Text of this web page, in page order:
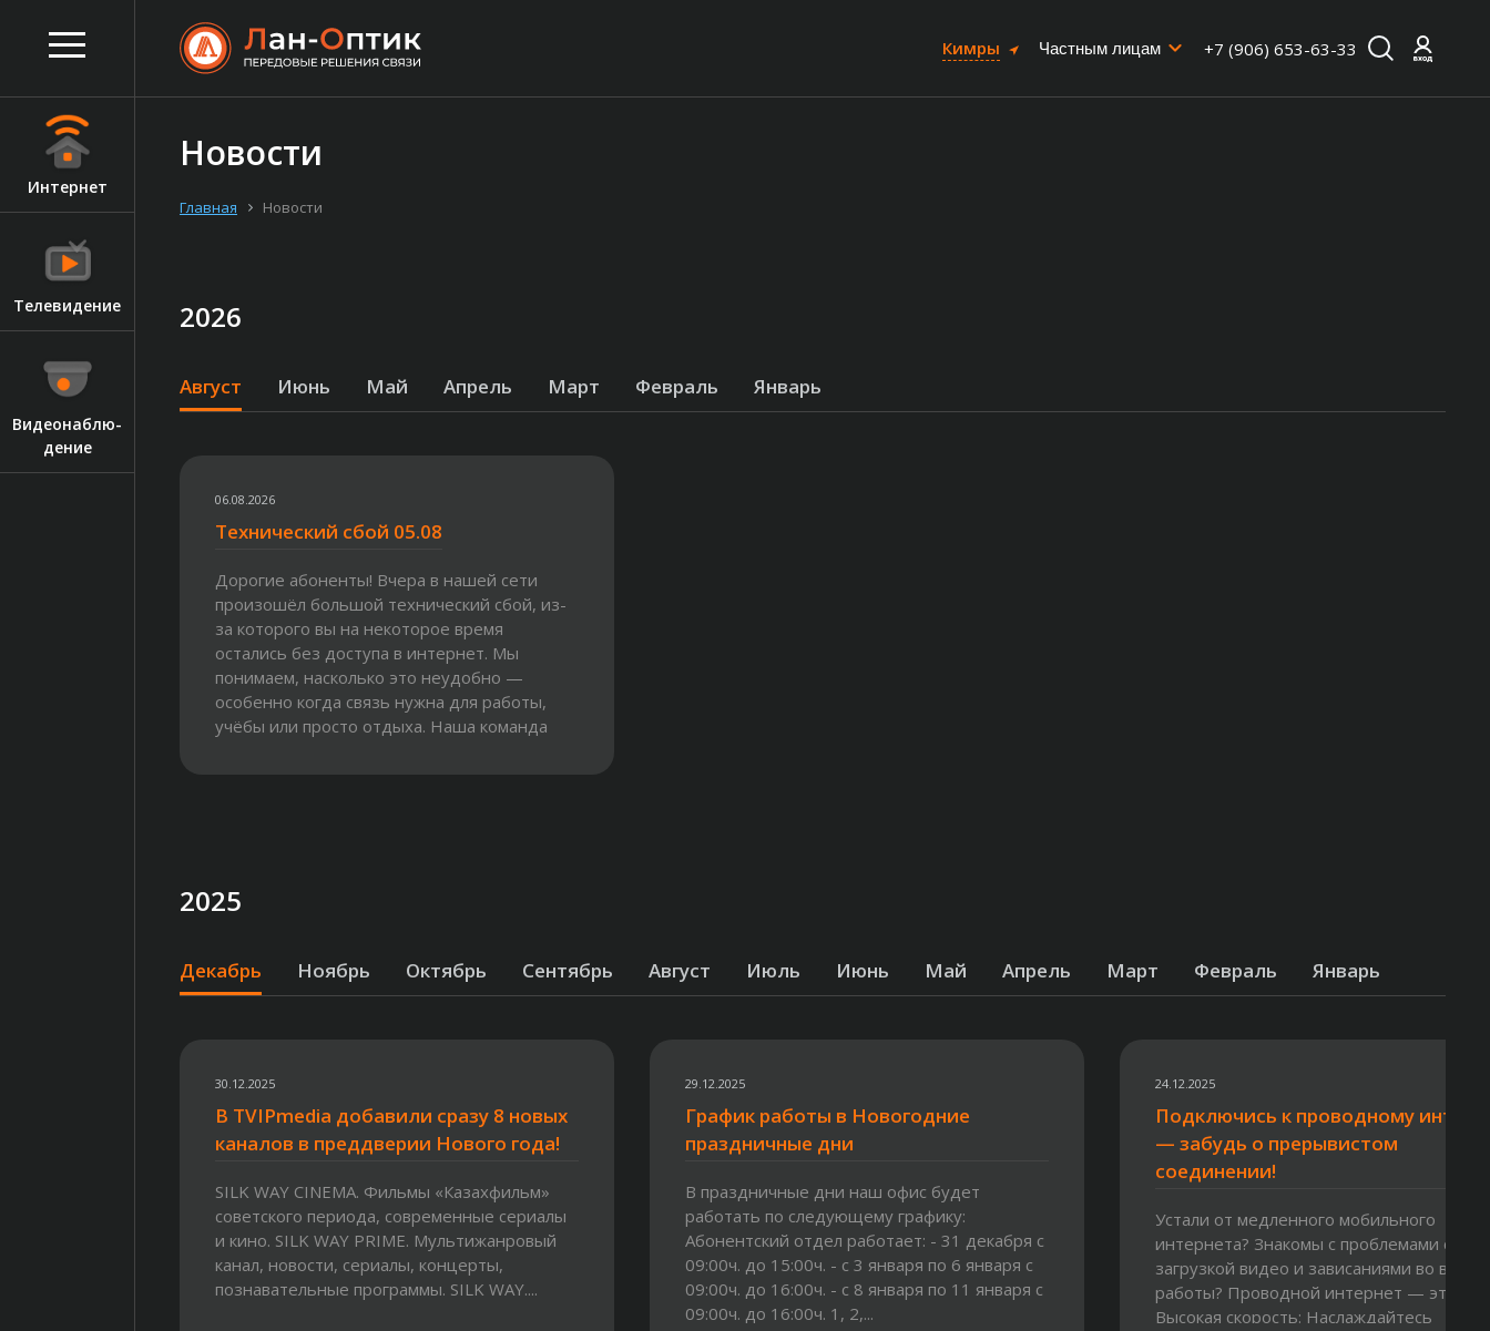
Ин­тернет
Те­леви­дение
Ви­де­онаб­лю­
дение
Кимры Частным лицам +7 (906) 653-63-33
Новости
Главная Новости
2026
Август Июнь Май Апрель Март Февраль Январь
06.08.2026
Технический сбой 05.08
Дорогие абоненты! Вчера в нашей сети
произошёл большой технический сбой, из-
за которого вы на некоторое время
остались без доступа в интернет. Мы
понимаем, насколько это неудобно —
особенно когда связь нужна для работы,
учёбы или просто отдыха. Наша команда
2025
Декабрь Ноябрь Октябрь Сентябрь Август Июль Июнь Май Апрель Март Февраль Январь
30.12.2025
В TVIPmedia добавили сразу 8 новых
каналов в преддверии Нового года!
SILK WAY CINEMA. Фильмы «Казахфильм»
советского периода, современные сериалы
и кино. SILK WAY PRIME. Мультижанровый
канал, новости, сериалы, концерты,
познавательные программы. SILK WAY....
29.12.2025
График работы в Новогодние
праздничные дни
В праздничные дни наш офис будет
работать по следующему графику:
Абонентский отдел работает: - 31 декабря с
09:00ч. до 15:00ч. - с 3 января по 6 января с
09:00ч. до 16:00ч. - с 8 января по 11 января с
09:00ч. до 16:00ч. 1, 2,...
24.12.2025
Подключись к проводному
— забудь о прерывистом
соединении!
Устали от медленного мобильного
интернета? Знакомы с проблемами с
загрузкой видео и зависаниями во время
работы? Проводной интернет — это:
Высокая скорость: Наслаждайтесь